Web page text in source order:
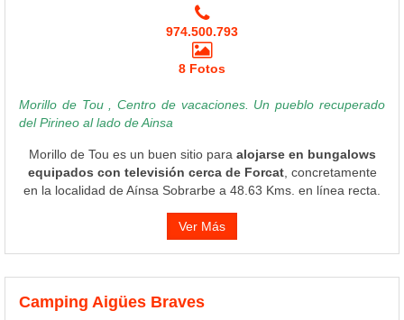
974.500.793
8 Fotos
Morillo de Tou , Centro de vacaciones. Un pueblo recuperado
del Pirineo al lado de Ainsa
Morillo de Tou es un buen sitio para alojarse en bungalows
equipados con televisión cerca de Forcat, concretamente
en la localidad de Aínsa Sobrarbe a 48.63 Kms. en línea recta.
Ver Más
Camping Aigües Braves